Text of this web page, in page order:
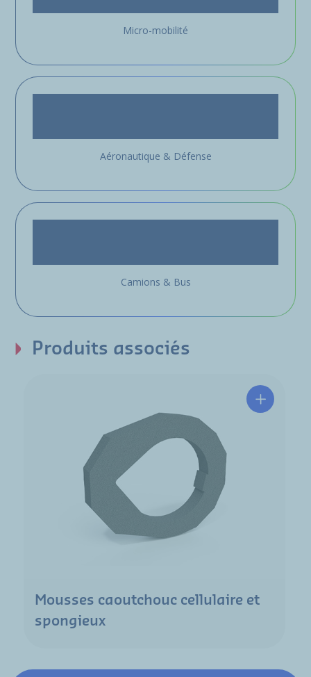
Micro-mobilité
Aéronautique & Défense
Camions & Bus
Produits associés
Mousses caoutchouc cellulaire et
spongieux